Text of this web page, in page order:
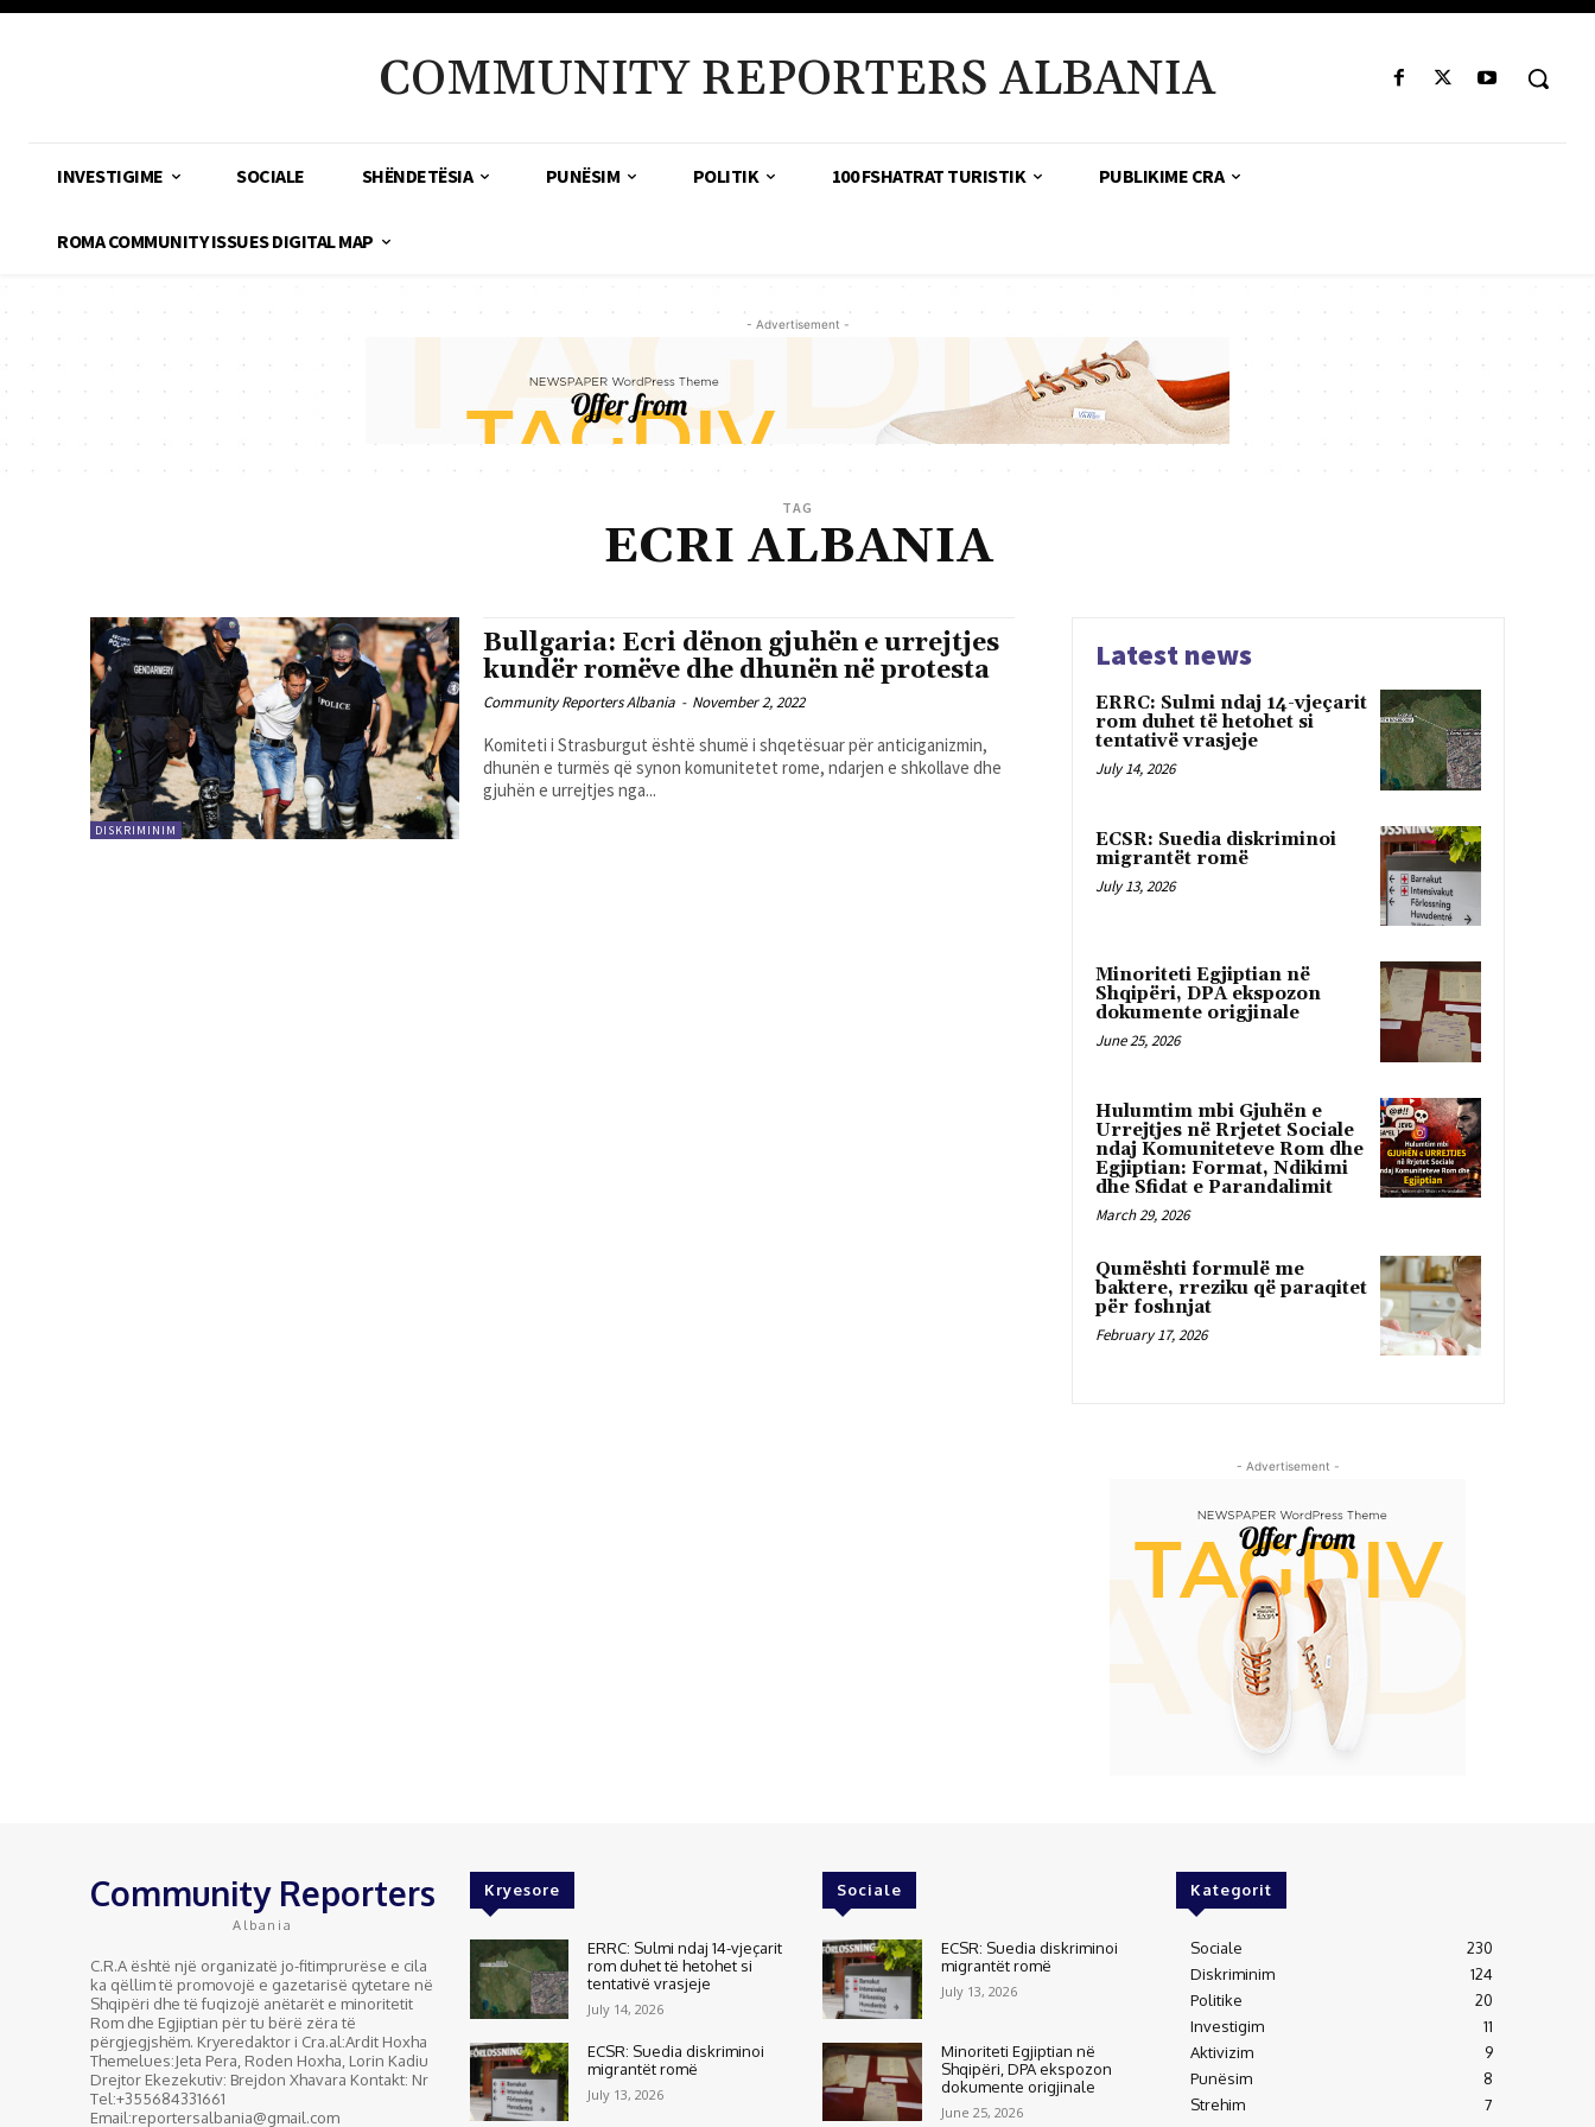
COMMUNITY REPORTERS ALBANIA
INVESTIGIME SOCIALE SHËNDETËSIA PUNËSIM POLITIK 100 FSHATRAT TURISTIK PUBLIKIME CRA
ROMA COMMUNITY ISSUES DIGITAL MAP
- Advertisement -
TAG
ECRI ALBANIA
DISKRIMINIM
Bullgaria: Ecri dënon gjuhën e urrejtjes
kundër romëve dhe dhunën në protesta
Community Reporters Albania - November 2, 2022
Komiteti i Strasburgut është shumë i shqetësuar për anticiganizmin,
dhunën e turmës që synon komunitetet rome, ndarjen e shkollave dhe
gjuhën e urrejtjes nga...
Latest news
ERRC: Sulmi ndaj 14-vjeçarit
rom duhet të hetohet si
tentativë vrasjeje
July 14, 2026
ECSR: Suedia diskriminoi
migrantët romë
July 13, 2026
Minoriteti Egjiptian në
Shqipëri, DPA ekspozon
dokumente origjinale
June 25, 2026
Hulumtim mbi Gjuhën e
Urrejtjes në Rrjetet Sociale
ndaj Komuniteteve Rom dhe
Egjiptian: Format, Ndikimi
dhe Sfidat e Parandalimit
March 29, 2026
Qumështi formulë me
baktere, rreziku që paraqitet
për foshnjat
February 17, 2026
- Advertisement -
Community Reporters
Albania
C.R.A është një organizatë jo-fitimprurëse e cila
ka qëllim të promovojë e gazetarisë qytetare në
Shqipëri dhe të fuqizojë anëtarët e minoritetit
Rom dhe Egjiptian për tu bërë zëra të
përgjegjshëm. Kryeredaktor i Cra.al:Ardit Hoxha
Themelues:Jeta Pera, Roden Hoxha, Lorin Kadiu
Drejtor Ekezekutiv: Brejdon Xhavara Kontakt: Nr
Tel:+355684331661
Email:reportersalbania@gmail.com
Kryesore
ERRC: Sulmi ndaj 14-vjeçarit
rom duhet të hetohet si
tentativë vrasjeje
July 14, 2026
ECSR: Suedia diskriminoi
migrantët romë
July 13, 2026
Sociale
ECSR: Suedia diskriminoi
migrantët romë
July 13, 2026
Minoriteti Egjiptian në
Shqipëri, DPA ekspozon
dokumente origjinale
June 25, 2026
Kategorit
Sociale
230
Diskriminim
124
Politike
20
Investigim
11
Aktivizim
9
Punësim
8
Strehim
7